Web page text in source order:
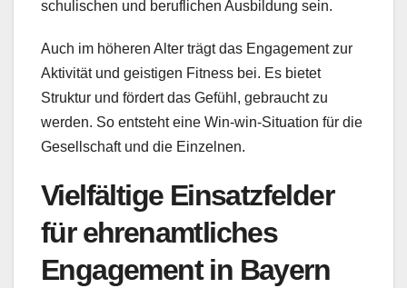
schulischen und beruflichen Ausbildung sein.
Auch im höheren Alter trägt das Engagement zur
Aktivität und geistigen Fitness bei. Es bietet
Struktur und fördert das Gefühl, gebraucht zu
werden. So entsteht eine Win-win-Situation für die
Gesellschaft und die Einzelnen.
Vielfältige Einsatzfelder
für ehrenamtliches
Engagement in Bayern